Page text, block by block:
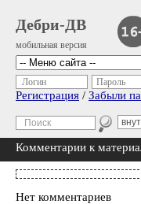
Дебри-ДВ
мобильная версия
Логин Пароль
Регистрация / Забыли
Комментарии к
Нет комментариев